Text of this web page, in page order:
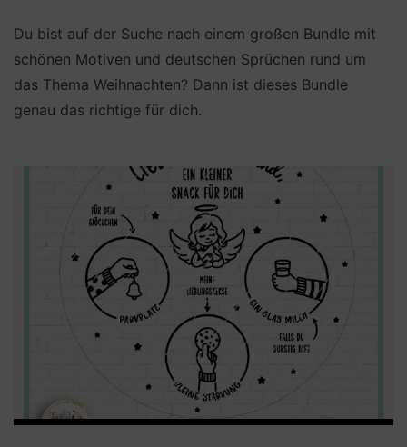
Du bist auf der Suche nach einem großen Bundle mit
schönen Motiven und deutschen Sprüchen rund um
das Thema Weihnachten? Dann ist dieses Bundle
genau das richtige für dich.